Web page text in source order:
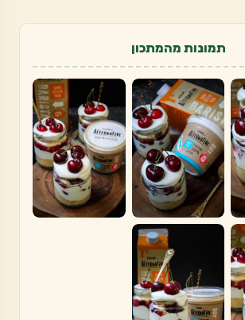
תמונות מהמתכון